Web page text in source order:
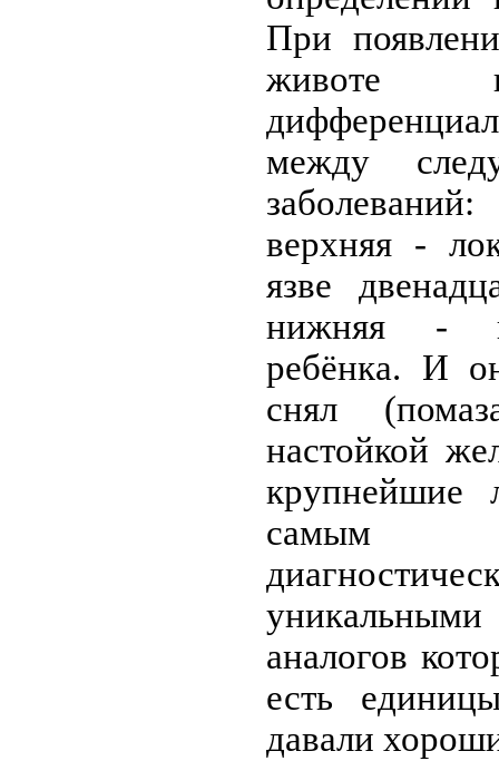
При
животе
между
верхняя -
язве
нижняя -
ребёнка. И
снял
настойкой
крупнейшие
самым
аналогов
есть
давали